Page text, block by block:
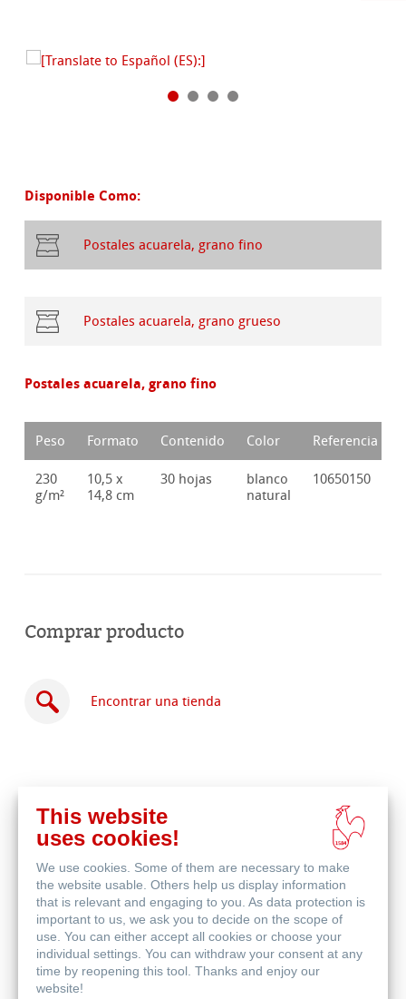
Disponible Como:
Postales acuarela, grano fino
Postales acuarela, grano grueso
Postales acuarela, grano fino
Peso Formato Contenido Color Referencia
230
g/m²
10,5 x
14,8 cm
30 hojas
blanco
natural
10650150
Comprar producto
Encontrar una tienda
Comprar
en
línea
This website
uses cookies!
We use cookies. Some of them are necessary to make
the website usable. Others help us display information
that is relevant and engaging to you. As data protection is
important to us, we ask you to decide on the scope of
use. You can either accept all cookies or choose your
individual settings. You can withdraw your consent at any
time by reopening this tool. Thanks and enjoy our
website!